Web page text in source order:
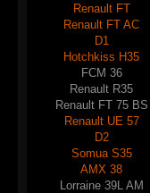
Renault FT
Renault FT AC
D1
Hotchkiss H35
FCM 36
Renault R35
Renault FT 75 BS
Renault UE 57
D2
Somua S35
AMX 38
Lorraine 39L AM